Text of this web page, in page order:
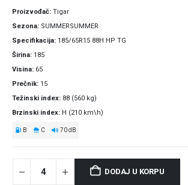
Proizvođač Tigar
Sezona SUMMERSUMMER
Specifikacija 185/65R15 88H HP TG
Širina 185
Visina 65
Prečnik 15
Težinski index 88 (560 kg)
Brzinski index H (210 km\h)
B C 70 dB
DODAJ U KORPU